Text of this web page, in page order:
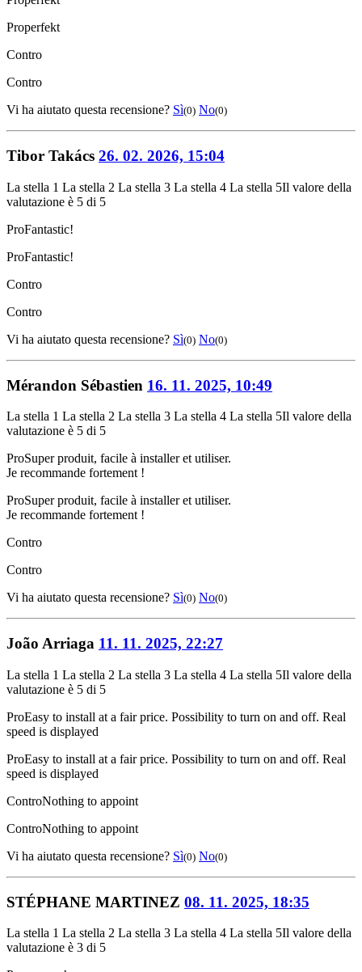
Properfekt
Contro
Contro
Vi ha aiutato questa recensione? Sì(0) No(0)
Tibor Takács 26. 02. 2026, 15:04
La stella 1 La stella 2 La stella 3 La stella 4 La stella 5Il valore della
valutazione è 5 di 5
ProFantastic!
ProFantastic!
Contro
Contro
Vi ha aiutato questa recensione? Sì(0) No(0)
Mérandon Sébastien 16. 11. 2025, 10:49
La stella 1 La stella 2 La stella 3 La stella 4 La stella 5Il valore della
valutazione è 5 di 5
ProSuper produit, facile à installer et utiliser.
Je recommande fortement !
ProSuper produit, facile à installer et utiliser.
Je recommande fortement !
Contro
Contro
Vi ha aiutato questa recensione? Sì(0) No(0)
João Arriaga 11. 11. 2025, 22:27
La stella 1 La stella 2 La stella 3 La stella 4 La stella 5Il valore della
valutazione è 5 di 5
ProEasy to install at a fair price. Possibility to turn on and off. Real
speed is displayed
ProEasy to install at a fair price. Possibility to turn on and off. Real
speed is displayed
ControNothing to appoint
ControNothing to appoint
Vi ha aiutato questa recensione? Sì(0) No(0)
STÉPHANE MARTINEZ 08. 11. 2025, 18:35
La stella 1 La stella 2 La stella 3 La stella 4 La stella 5Il valore della
valutazione è 3 di 5